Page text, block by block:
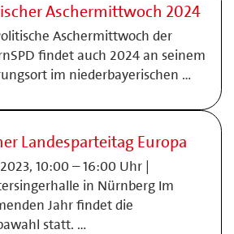
Aschermittwoch 2024
Aschermittwoch der
findet auch 2024 an seinem
im niederbayerischen …
Landesparteitag Europa
10:00 – 16:00 Uhr |
in Nürnberg Im
Jahr findet die
statt. …